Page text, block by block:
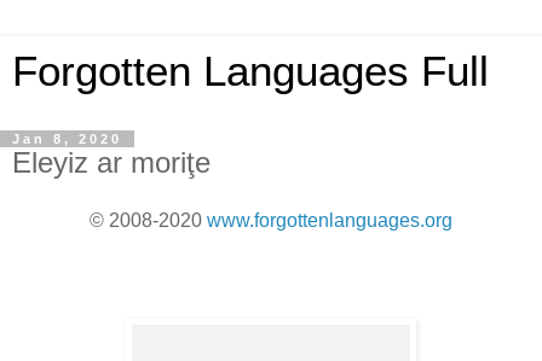
Forgotten Languages Full
Jan 8, 2020
Eleyiz ar moriţe
© 2008-2020 www.forgottenlanguages.org